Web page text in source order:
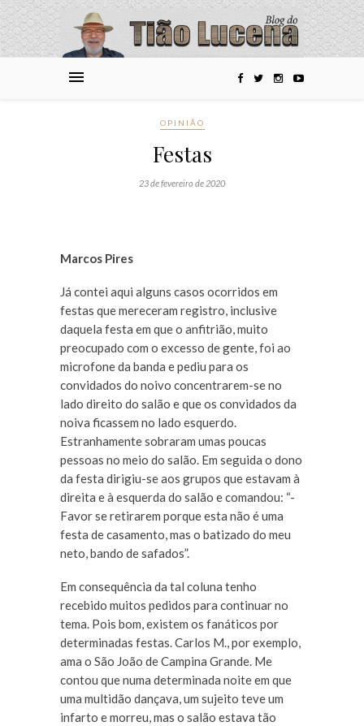
OPINIÃO
Festas
23 de fevereiro de 2020
Marcos Pires
Já contei aqui alguns casos ocorridos em
festas que mereceram registro, inclusive
daquela festa em que o anfitrião, muito
preocupado com o excesso de gente, foi ao
microfone da banda e pediu para os
convidados do noivo concentrarem-se no
lado direito do salão e que os convidados da
noiva ficassem no lado esquerdo.
Estranhamente sobraram umas poucas
pessoas no meio do salão. Em seguida o dono
da festa dirigiu-se aos grupos que estavam à
direita e à esquerda do salão e comandou: “-
Favor se retirarem porque esta não é uma
festa de casamento, mas o batizado do meu
neto, bando de safados”.
Em consequência da tal coluna tenho
recebido muitos pedidos para continuar no
tema. Pois bom, existem os fanáticos por
determinadas festas. Carlos M., por exemplo,
ama o São João de Campina Grande. Me
contou que numa determinada noite em que
uma multidão dançava, um sujeito teve um
infarto e morreu, mas o salão estava tão